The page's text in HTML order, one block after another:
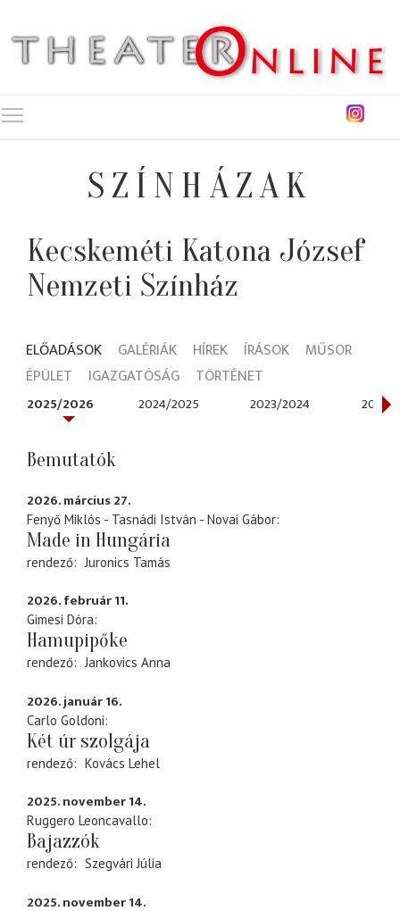
SZÍNHÁZAK
Kecskeméti Katona József
Nemzeti Színház
ELŐADÁSOK GALÉRIÁK HÍREK ÍRÁSOK
MŰSOR
ÉPÜLET
IGAZGATÓSÁG TÖRTÉNET
2025/2026 2024/2025 2023/2024 2022/
Bemutatók
2026. március 27.
Fenyő Miklós - Tasnádi István - Novai Gábor
Made in Hungária
rendező Juronics Tamás
2026. február 11.
Gimesi Dóra
Hamupipőke
rendező Jankovics Anna
2026. január 16.
Carlo Goldoni
Két úr szolgája
rendező Kovács Lehel
2025. november 14.
Ruggero Leoncavallo
Bajazzók
rendező Szegvári Júlia
2025. november 14.